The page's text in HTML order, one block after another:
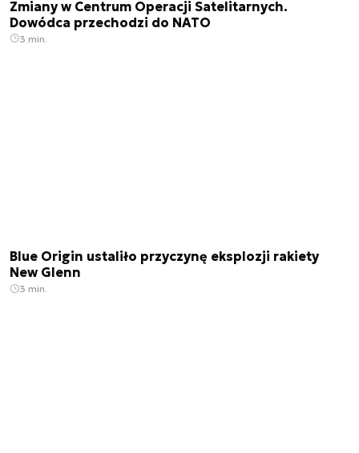
Zmiany w Centrum Operacji Satelitarnych.
Dowódca przechodzi do NATO
3 min.
Blue Origin ustaliło przyczynę eksplozji rakiety
New Glenn
3 min.